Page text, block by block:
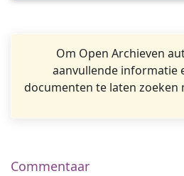
Om Open Archieven
aanvullende informatie
documenten te laten zoeken
Commentaar